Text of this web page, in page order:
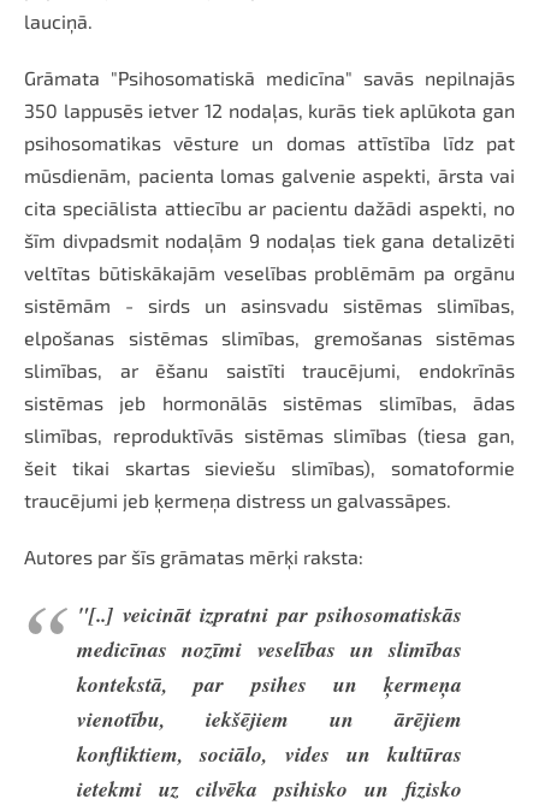
lauciņā.
Grāmata "Psihosomatiskā medicīna" savās nepilnajās
350 lappusēs ietver 12 nodaļas, kurās tiek aplūkota gan
psihosomatikas vēsture un domas attīstība līdz pat
mūsdienām, pacienta lomas galvenie aspekti, ārsta vai
cita speciālista attiecību ar pacientu dažādi aspekti, no
šīm divpadsmit nodaļām 9 nodaļas tiek gana detalizēti
veltītas būtiskākajām veselības problēmām pa orgānu
sistēmām - sirds un asinsvadu sistēmas slimības,
elpošanas sistēmas slimības, gremošanas sistēmas
slimības, ar ēšanu saistīti traucējumi, endokrīnās
sistēmas jeb hormonālās sistēmas slimības, ādas
slimības, reproduktīvās sistēmas slimības (tiesa gan,
šeit tikai skartas sieviešu slimības), somatoformie
traucējumi jeb ķermeņa distress un galvassāpes.
Autores par šīs grāmatas mērķi raksta:
"[..] veicināt izpratni par psihosomatiskās
medicīnas nozīmi veselības un slimības
kontekstā, par psihes un ķermeņa
vienotību, iekšējiem un ārējiem
konfliktiem, sociālo, vides un kultūras
ietekmi uz cilvēka psihisko un fizisko